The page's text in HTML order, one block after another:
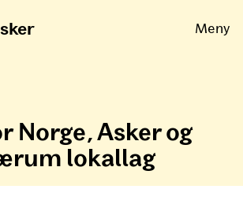
Meny
Norge, Asker og
lokallag